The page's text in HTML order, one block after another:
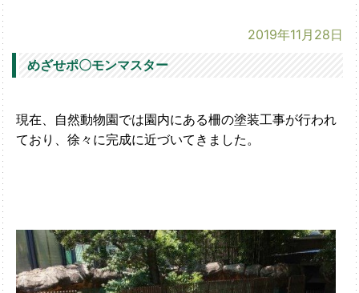
2019年11月28日
めざせポ〇モンマスター
現在、自然動物園では園内にある柵の塗装工事が行われ
ており、徐々に完成に近づいてきました。